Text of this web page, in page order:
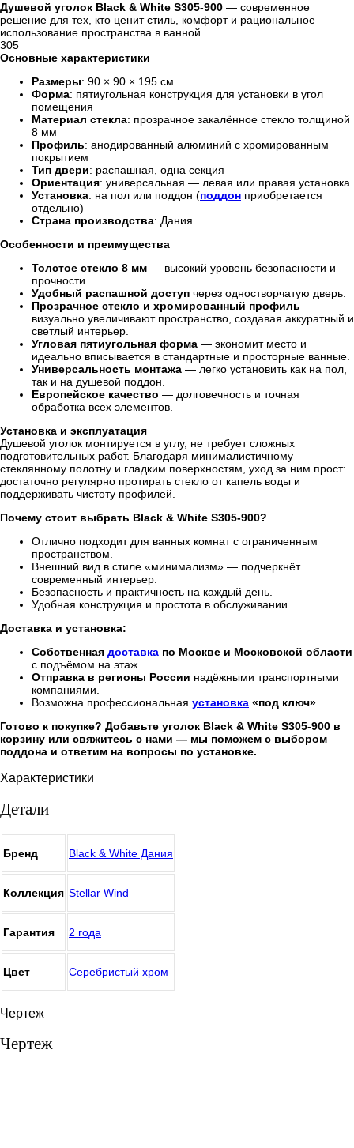
Душевой уголок Black & White S305-900 — современное
решение для тех, кто ценит стиль, комфорт и рациональное
использование пространства в ванной.
305
Основные характеристики
Размеры: 90 × 90 × 195 см
Форма: пятиугольная конструкция для установки в угол
помещения
Материал стекла: прозрачное закалённое стекло толщиной
8 мм
Профиль: анодированный алюминий с хромированным
покрытием
Тип двери: распашная, одна секция
Ориентация: универсальная — левая или правая установка
Установка: на пол или поддон (поддон приобретается
отдельно)
Страна производства: Дания
Особенности и преимущества
Толстое стекло 8 мм — высокий уровень безопасности и
прочности.
Удобный распашной доступ через одностворчатую дверь.
Прозрачное стекло и хромированный профиль —
визуально увеличивают пространство, создавая аккуратный и
светлый интерьер.
Угловая пятиугольная форма — экономит место и
идеально вписывается в стандартные и просторные ванные.
Универсальность монтажа — легко установить как на пол,
так и на душевой поддон.
Европейское качество — долговечность и точная
обработка всех элементов.
Установка и эксплуатация
Душевой уголок монтируется в углу, не требует сложных
подготовительных работ. Благодаря минималистичному
стеклянному полотну и гладким поверхностям, уход за ним прост:
достаточно регулярно протирать стекло от капель воды и
поддерживать чистоту профилей.
Почему стоит выбрать Black & White S305-900?
Отлично подходит для ванных комнат с ограниченным
пространством.
Внешний вид в стиле «минимализм» — подчеркнёт
современный интерьер.
Безопасность и практичность на каждый день.
Удобная конструкция и простота в обслуживании.
Доставка и установка:
Собственная доставка по Москве и Московской области
с подъёмом на этаж.
Отправка в регионы России надёжными транспортными
компаниями.
Возможна профессиональная установка «под ключ»
Готово к покупке? Добавьте уголок Black & White S305-900 в
корзину или свяжитесь с нами — мы поможем с выбором
поддона и ответим на вопросы по установке.
Характеристики
Детали
Бренд Black & White Дания
Коллекция Stellar Wind
Гарантия 2 года
Цвет Серебристый хром
Чертеж
Чертеж